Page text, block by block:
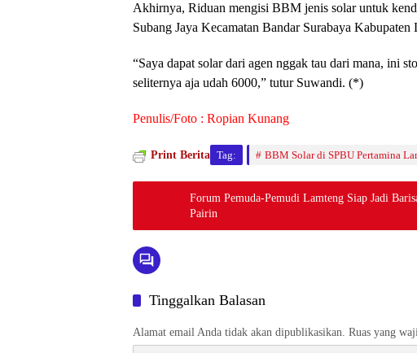
Akhirnya, Riduan mengisi BBM jenis solar untuk
Subang Jaya Kecamatan Bandar Surabaya
“Saya dapat solar dari agen nggak tau dari mana, ini
seliternya aja udah 6000,” tutur Suwandi. (*)
Penulis/Foto : Ropian Kunang
Print Berita Tag: BBM Solar di SPBU Pertamina
Forum Pemuda-Pemudi Lamteng Siap Jadi
Pairin
Tinggalkan Balasan
Alamat email Anda tidak akan dipublikasikan. Ruas yang